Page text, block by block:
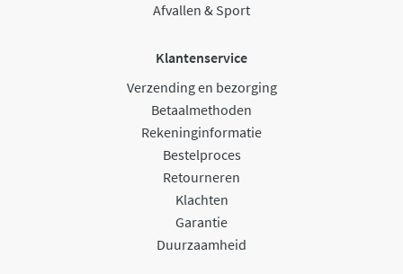
Afvallen & Sport
Klantenservice
Verzending en bezorging
Betaalmethoden
Rekeninginformatie
Bestelproces
Retourneren
Klachten
Garantie
Duurzaamheid